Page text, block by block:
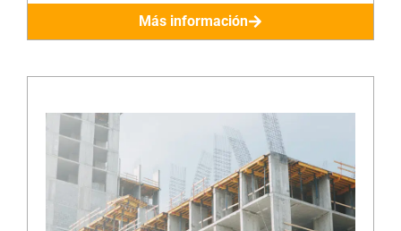
Más información